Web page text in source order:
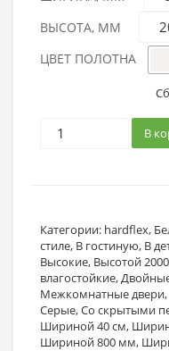
ВЫСОТА, ММ
ЦВЕТ ПОЛОТНА
В
Категории: hardflex,
стиле, В гостиную, В
Высокие, Высотой
влагостойкие,
Межкомнатные двери,
Серые,Со скрытыми
Шириной 40 см,
Шириной 800 мм,